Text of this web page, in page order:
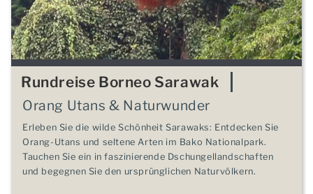
Rundreise Borneo Sarawak
Orang Utans & Naturwunder
Erleben Sie die wilde Schönheit Sarawaks: Entdecken Sie
Orang-Utans und seltene Arten im Bako Nationalpark.
Tauchen Sie ein in faszinierende Dschungellandschaften
und begegnen Sie den ursprünglichen Naturvölkern.